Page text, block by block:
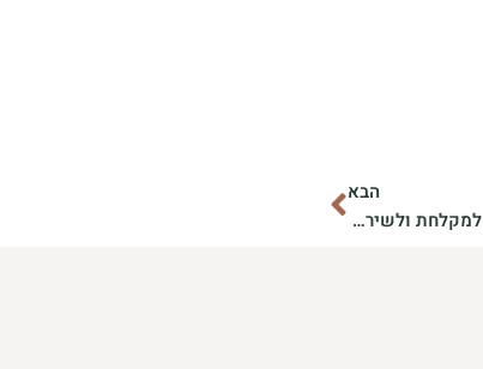
הבא
איך לבחור את אריחי הקרמיקה המושלמים למקלחת ולשירותים?
הבא